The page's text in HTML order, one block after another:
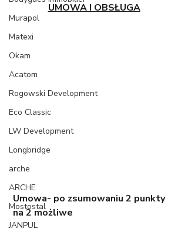
Murapol
Matexi
Okam
Acatom
Rogowski Development
Eco Classic
LW Development
Longbridge
arche
ARCHE
Mostostal
JANPUL
UMOWA I OBSŁUGA
Umowa- po zsumowaniu 2 punkty
na 2 możliwe